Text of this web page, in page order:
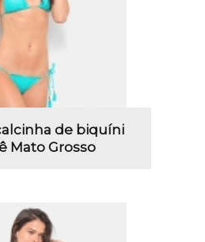
de biquíni
Mato Grosso